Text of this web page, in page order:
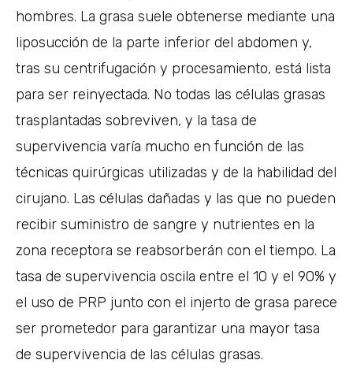
hombres. La grasa suele obtenerse mediante una
liposucción de la parte inferior del abdomen y,
tras su centrifugación y procesamiento, está lista
para ser reinyectada. No todas las células grasas
trasplantadas sobreviven, y la tasa de
supervivencia varía mucho en función de las
técnicas quirúrgicas utilizadas y de la habilidad del
cirujano. Las células dañadas y las que no pueden
recibir suministro de sangre y nutrientes en la
zona receptora se reabsorberán con el tiempo. La
tasa de supervivencia oscila entre el 10 y el 90% y
el uso de PRP junto con el injerto de grasa parece
ser prometedor para garantizar una mayor tasa
de supervivencia de las células grasas.